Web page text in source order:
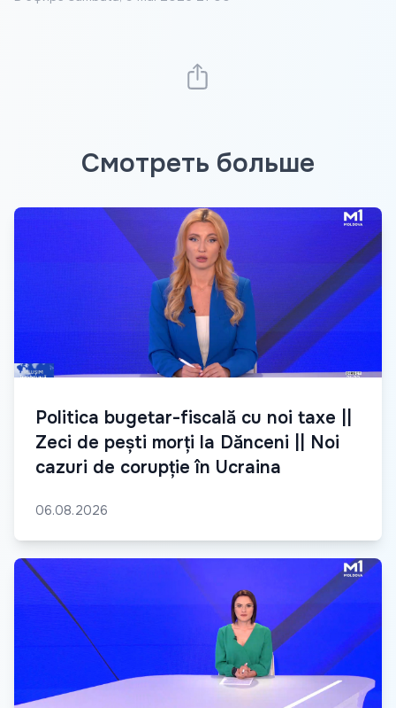
Смотреть больше
Politica bugetar-fiscală cu noi taxe ||
Zeci de pești morți la Dănceni || Noi
cazuri de corupție în Ucraina
06.08.2026